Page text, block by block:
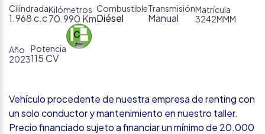
Cilindrada
1.968 c.c
Kilómetros
70.990 Km
Combustible
Diésel
Transmisión
Manual
Matrícula
3242MMM
Año
2023
Potencia
115 CV
Vehículo procedente de nuestra empresa de renting con
un solo conductor y mantenimiento en nuestro taller.
Precio financiado sujeto a financiar un mínimo de 20.000